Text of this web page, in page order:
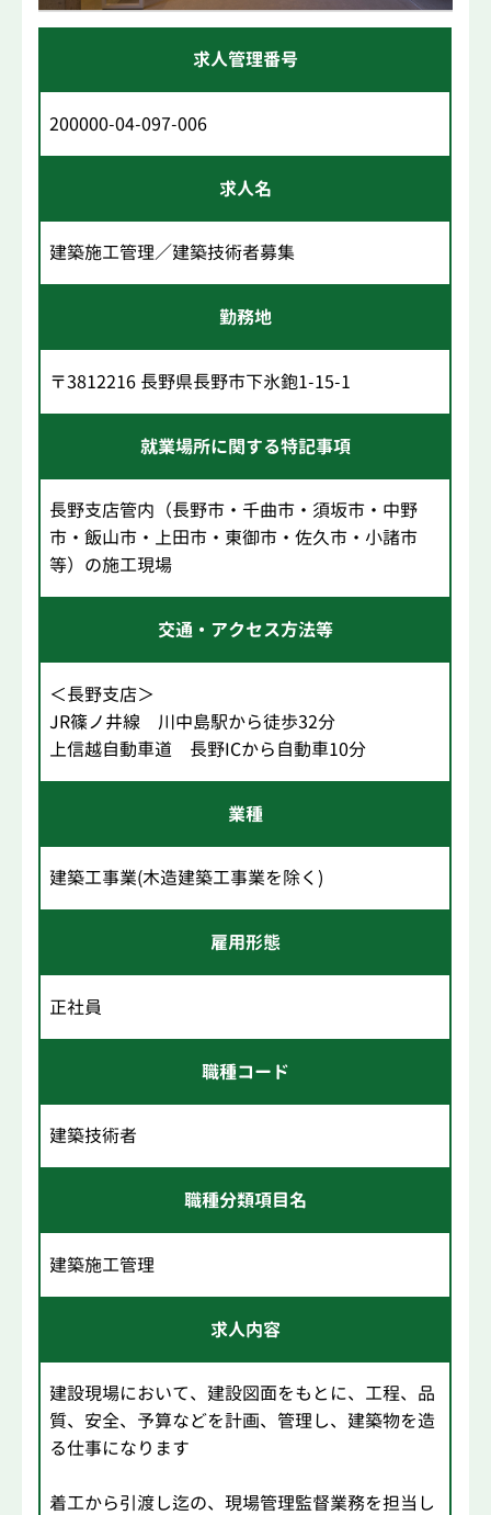
求人管理番号
200000-04-097-006
求人名
建築施工管理／建築技術者募集
勤務地
〒3812216 長野県長野市下氷鉋1-15-1
就業場所に関する特記事項
長野支店管内（長野市・千曲市・須坂市・中野
市・飯山市・上田市・東御市・佐久市・小諸市
等）の施工現場
交通・アクセス方法等
＜長野支店＞
JR篠ノ井線 川中島駅から徒歩32分
上信越自動車道 長野ICから自動車10分
業種
建築工事業(木造建築工事業を除く)
雇用形態
正社員
職種コード
建築技術者
職種分類項目名
建築施工管理
求人内容
建設現場において、建設図面をもとに、工程、品
質、安全、予算などを計画、管理し、建築物を造
る仕事になります
着工から引渡し迄の、現場管理監督業務を担当し